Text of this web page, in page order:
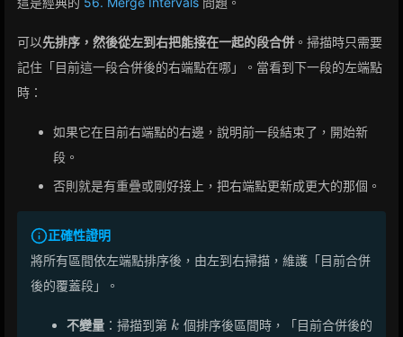
可以先排序，然後從左到右把能接在一起的段合併 。掃描時只需要
記住「目前這一段合併後的右端點在哪」。當看到下一段的左端點
時：
如果它在目前右端點的右邊，說明前一段結束了，開始新
段。
否則就是有重疊或剛好接上，把右端點更新成更大的那個。
正確性證明
將所有區間依左端點排序後，由左到右掃描，維護「目前合併
後的覆蓋段」。
不變量 ：掃描到第 k
k 個排序後區間時，「目前合併後的